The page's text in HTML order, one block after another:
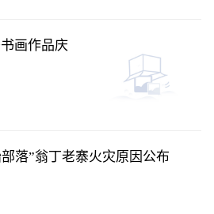
画作品庆
落”翁丁老寨火灾原因公布